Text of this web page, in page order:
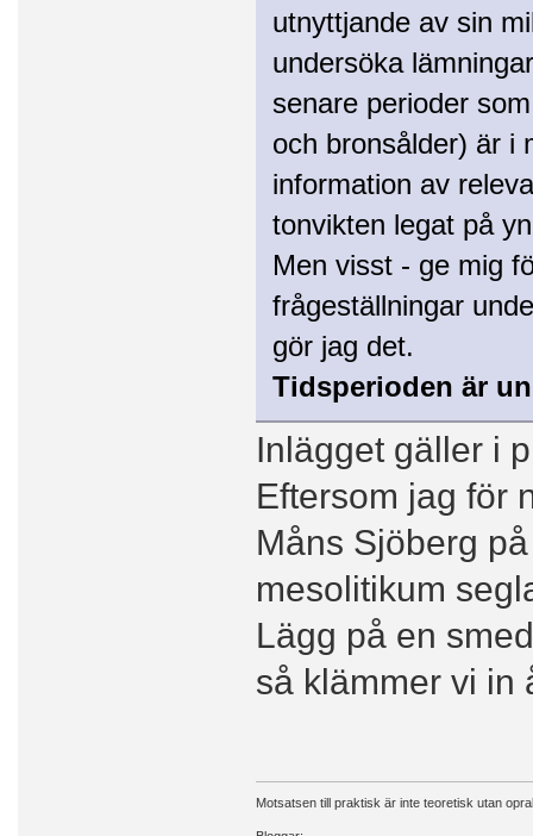
utnyttjande av sin
undersöka
senare perioder
och bronsålder) är i
information av
tonvikten legat på
Men visst - ge mig
frågeställningar
gör jag det.
Tidsperioden är
Inlägget gäller i
Eftersom jag för
Måns Sjöberg
mesolitikum
Lägg på en
så klämmer vi in
Motsatsen till praktisk är inte teoretisk utan